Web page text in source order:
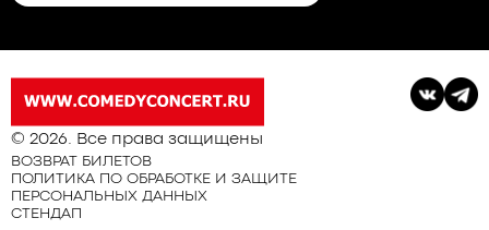
© 2026. Все права защищены
ВОЗВРАТ БИЛЕТОВ
ПОЛИТИКА ПО ОБРАБОТКЕ И ЗАЩИТЕ
ПЕРСОНАЛЬНЫХ ДАННЫХ
СТЕНДАП